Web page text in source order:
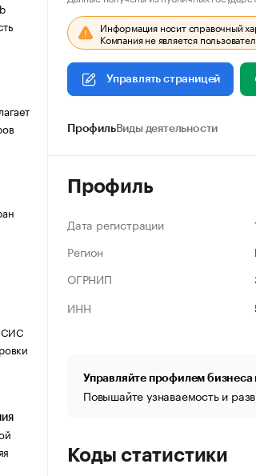
Информация носит справочный
Компания не является
Управлять страницей
ПрофильВиды деятельности
Профиль
Дата регистрации
Регион
ОГРНИП
ИНН
Управляйте профилем бизнеса
Повышайте узнаваемость и
Коды статистики